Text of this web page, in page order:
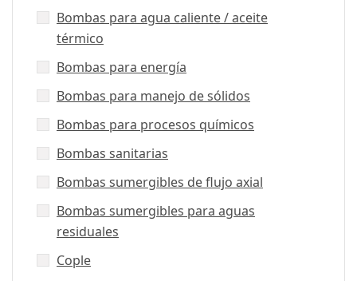
Bombas para agua caliente / aceite
térmico
Bombas para energía
Bombas para manejo de sólidos
Bombas para procesos químicos
Bombas sanitarias
Bombas sumergibles de flujo axial
Bombas sumergibles para aguas
residuales
Cople